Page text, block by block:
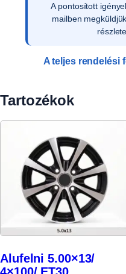
Az ajánlat írásos
a vevői
A teljes rendelési
Tartozékok
Alufelni 5.00×13/